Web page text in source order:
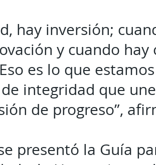
hay inversión;
y cuando hay
es lo que
integridad que
de progreso”,
presentó la Guía